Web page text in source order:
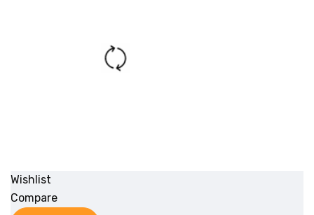
Wishlist
Compare